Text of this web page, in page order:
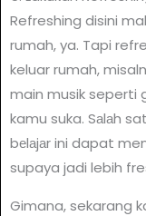
Refreshing disini
rumah, ya. Tapi
keluar rumah,
main musik seperti
kamu suka. Sаlаh
bеlаjаr ini dapat
supaya jadi lebih
Gimana, sekarang